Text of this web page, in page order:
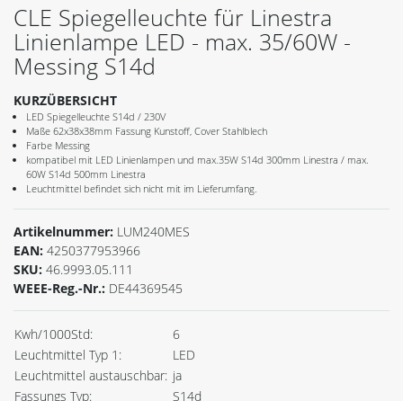
CLE Spiegelleuchte für Linestra
Linienlampe LED - max. 35/60W -
Messing S14d
KURZÜBERSICHT
LED Spiegelleuchte S14d / 230V
Maße 62x38x38mm Fassung Kunstoff, Cover Stahlblech
Farbe Messing
kompatibel mit LED Linienlampen und max.35W S14d 300mm Linestra / max.
60W S14d 500mm Linestra
Leuchtmittel befindet sich nicht mit im Lieferumfang.
Artikelnummer: LUM240MES
EAN: 4250377953966
SKU: 46.9993.05.111
WEEE-Reg.-Nr.: DE44369545
Kwh/1000Std:
6
Leuchtmittel Typ 1:
LED
Leuchtmittel austauschbar: ja
Fassungs Typ:
S14d